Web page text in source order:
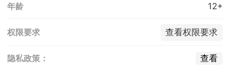
年龄 12+
权限要求 查看权限要求
隐私政策： 查看